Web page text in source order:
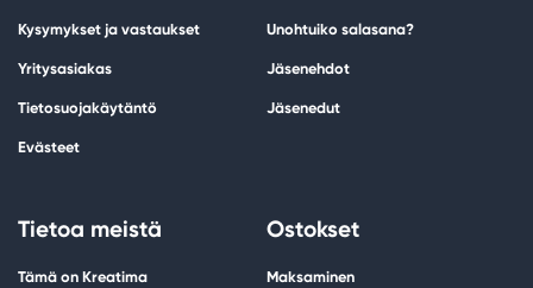
Kysymykset ja vastaukset
Yritysasiakas
Tietosuojakäytäntö
Evästeet
Unohtuiko salasana?
Jäsenehdot
Jäsenedut
Tietoa meistä
Tämä on Kreatima
Ostokset
Maksaminen